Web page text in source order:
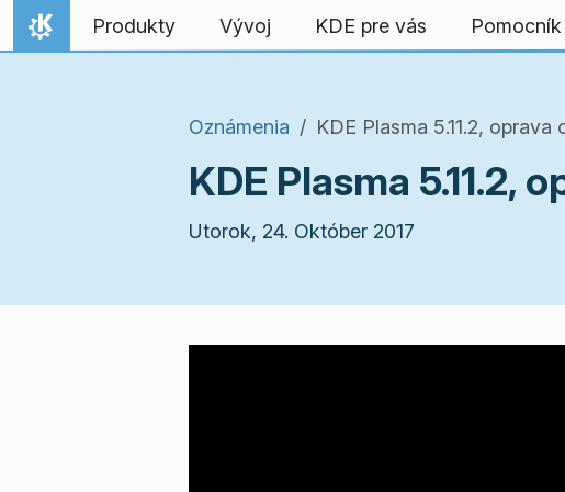
Preskočiť na obsah
Domov
Produkty Vývoj KDE pre vás Pomocník
Oznámenia KDE Plasma 5.11.2,
KDE Plasma 5.11.2,
Utorok, 24. Október 2017